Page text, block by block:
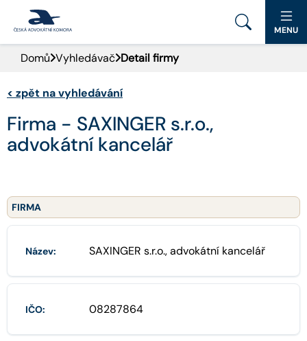
PORTÁL ČAK
DOMŮ
AKTUALITY
PRO VEŘEJNOST
MENU
Domů Vyhledávač Detail firmy
< zpět na vyhledávání
Firma - SAXINGER s.r.o.,
advokátní kancelář
FIRMA
Název: SAXINGER s.r.o., advokátní kancelář
IČO: 08287864